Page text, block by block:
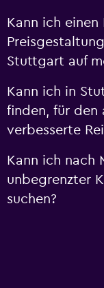
Kann ich
Stuttgart auf
Kann ich in
finden, für den
verbesserte
Kann ich nach
unbegrenzter
suchen?